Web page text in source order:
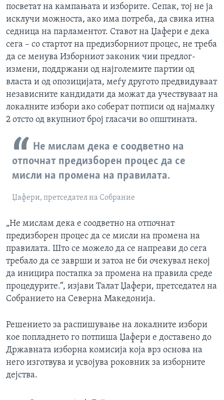
посветат на кампањата и изборите. Сепак, тој не ја
исклучи можноста, ако има потреба, да свика итна
седница на парламентот. Ставот на Џафери е дека
сега – со стартот на предизборниот процес, не треба
да се менува Изборниот законик чии предлог-
измени, поддржани од најголемите партии од
власта и од опозицијата, меѓу другото предвидуваат
независните кандидати да можат да учествуваат на
локалните избори ако соберат потписи од најмалку
2 отсто од вкупниот број гласачи во општината.
Не мислам дека е соодветно на
отпочнат предизборен процес да се
мисли на промена на правилата.
Џафери, претседател на Собрание
„Не мислам дека е соодветно на отпочнат
предизборен процес да се мисли на промена на
правилата. Што се можело да се напреави до сега
требало да се заврши и затоа не би очекувал некој
да иницира постапка за промена на правила среде
процедурите.“, изјави Талат Џафери, претседател на
Собранието на Северна Македонија.
Решението за распишување на локалните избори
кое попладнето го потпиша Џафери е доставено до
Државната изборна комисија која врз основа на
него изготвува и усвојува роковник за изборните
дејства.